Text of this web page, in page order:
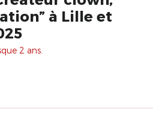
à Lille et
2 ans.